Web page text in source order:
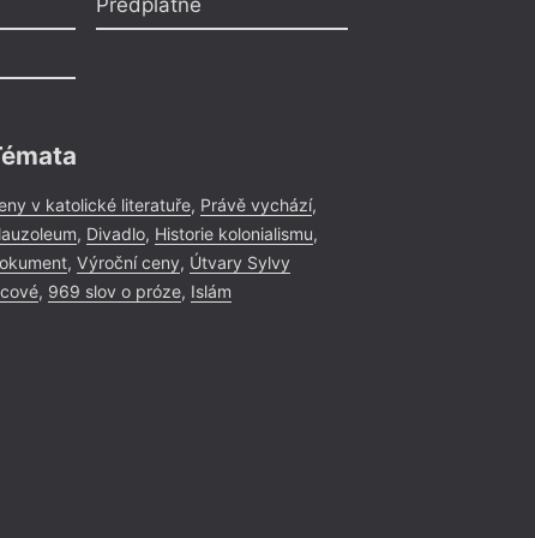
v katolické literatuře, Právě vychází,
, Divadlo, Historie kolonialismu,
, Výroční ceny, Útvary Sylvy
, 969 slov o próze, Islám